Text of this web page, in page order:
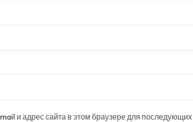
и адрес сайта в этом браузере для